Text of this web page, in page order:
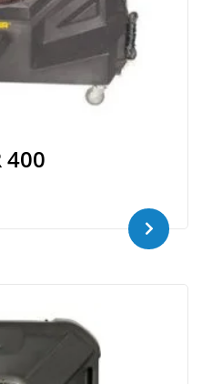
400